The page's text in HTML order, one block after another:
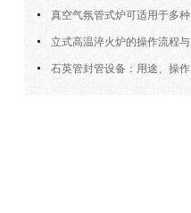
2025暨新材料科研仪器与设备展
真空气氛管式炉可适用于多种
材料的高温处理
立式高温淬火炉的操作流程与
核心要点解析
石英管封管设备：用途、操作